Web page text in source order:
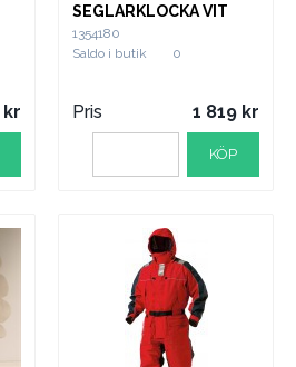
SEGLARKLOCKA VIT
1354180
Saldo i butik
0
Pris 1 819
KÖP